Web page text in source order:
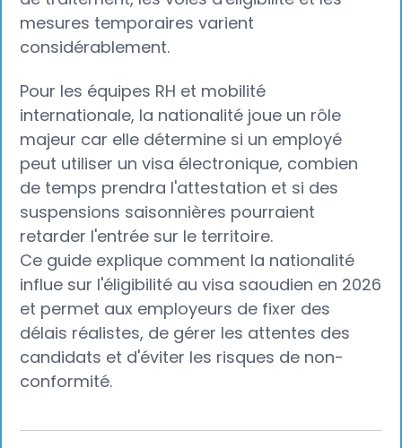
mesures temporaires varient
considérablement.
Pour les équipes RH et mobilité
internationale, la nationalité joue un rôle
majeur car elle détermine si un employé
peut utiliser un visa électronique, combien
de temps prendra l'attestation et si des
suspensions saisonnières pourraient
retarder l'entrée sur le territoire.
Ce guide explique comment la nationalité
influe sur l'éligibilité au visa saoudien en 2026
et permet aux employeurs de fixer des
délais réalistes, de gérer les attentes des
candidats et d'éviter les risques de non-
conformité.